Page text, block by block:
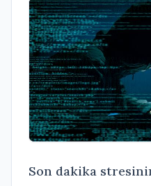
Son dakika